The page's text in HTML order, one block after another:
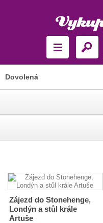
Dovolená
Zájezd do Stonehenge,
Londýn a stůl krále
Artuše